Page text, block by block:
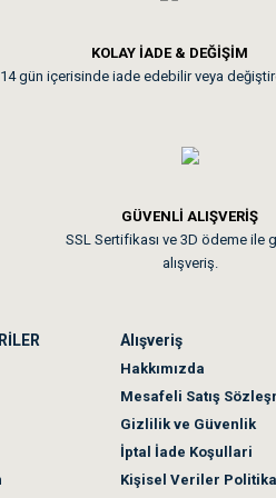
Memnunuz. Uygun fiyatta
sipariş bir sonraki gün elime
KOLAY İADE & DEĞİŞİM
14 gün içerisinde iade edebilir veya
GÜVENLİ ALIŞVERİŞ
SSL Sertifikası ve 3D ödeme ile
alışveriş.
Alışveriş
Hakkımızda
Mesafeli Satış
Gizlilik ve Güvenlik
İptal İade Koşullari
Kişisel Veriler